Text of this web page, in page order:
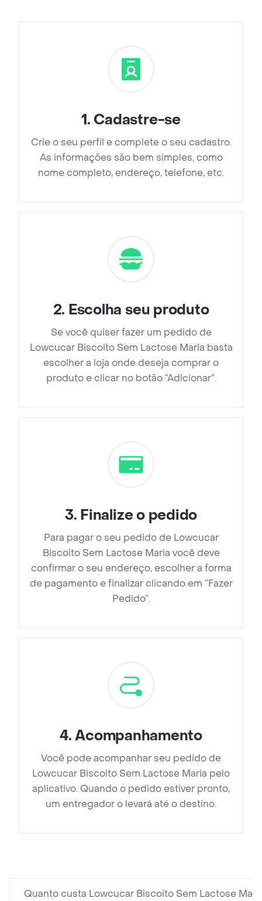
1. Cadastre-se
Crie o seu perfil e complete o seu cadastro.
As informações são bem simples, como
nome completo, endereço, telefone, etc.
2. Escolha seu produto
Se você quiser fazer um pedido de
Lowcucar Biscoito Sem Lactose Maria basta
escolher a loja onde deseja comprar o
produto e clicar no botão “Adicionar”.
3. Finalize o pedido
Para pagar o seu pedido de Lowcucar
Biscoito Sem Lactose Maria você deve
confirmar o seu endereço, escolher a forma
de pagamento e finalizar clicando em ”Fazer
Pedido”.
4.Acompanhamento
Você pode acompanhar seu pedido de
Lowcucar Biscoito Sem Lactose Maria pelo
aplicativo. Quando o pedido estiver pronto,
um entregador o levará até o destino.
Quanto custa Lowcucar Biscoito Sem Lactose